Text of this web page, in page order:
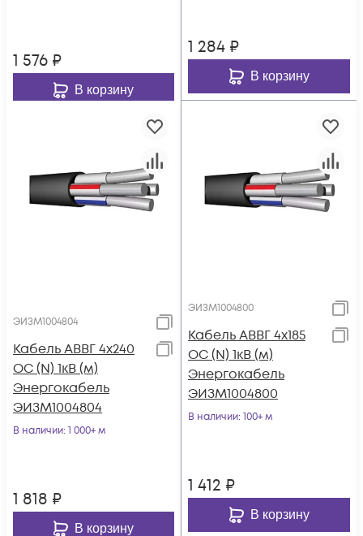
1 576 ₽
В корзину
1 284 ₽
В корзину
ЭИЗМ1004804
Кабель АВВГ 4х240
ОС (N) 1кВ (м)
Энергокабель
ЭИЗМ1004804
В наличии: 1 000+ м
1 818 ₽
В корзину
ЭИЗМ1004800
Кабель АВВГ 4х185
ОС (N) 1кВ (м)
Энергокабель
ЭИЗМ1004800
В наличии: 100+ м
1 412 ₽
В корзину